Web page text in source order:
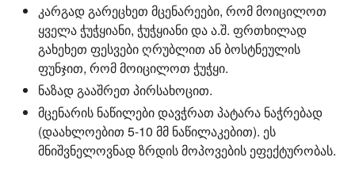
კარგად გარეცხეთ მცენარეები, რომ მოიცილოთ
ყველა ჭუჭყიანი, ჭუჭყიანი და ა.შ. ფრთხილად
გახეხეთ ფესვები ღრუბლით ან ბოსტნეულის
ფუნჯით, რომ მოიცილოთ ჭუჭყი.
ნაზად გააშრეთ პირსახოცით.
მცენარის ნაწილები დავჭრათ პატარა ნაჭრებად
(დაახლოებით 5-10 მმ ნაწილაკებით). ეს
მნიშვნელოვნად ზრდის მოპოვების ეფექტურობას.